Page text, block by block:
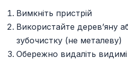
Вимкніть пристрій
Використайте дерев’яну
зубочистку (не металеву)
Обережно видаліть